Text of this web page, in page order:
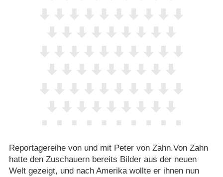
Reportagereihe von und mit Peter von Zahn.Von Zahn
hatte den Zuschauern bereits Bilder aus der neuen
Welt gezeigt, und nach Amerika wollte er ihnen nun